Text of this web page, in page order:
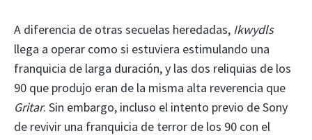
A diferencia de otras secuelas heredadas, Ikwydls
llega a operar como si estuviera estimulando una
franquicia de larga duración, y las dos reliquias de los
90 que produjo eran de la misma alta reverencia que
Gritar. Sin embargo, incluso el intento previo de Sony
de revivir una franquicia de terror de los 90 con el